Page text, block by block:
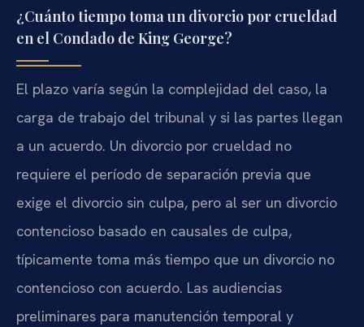
¿Cuánto tiempo toma un divorcio por crueldad
en el Condado de King George?
El plazo varía según la complejidad del caso, la
carga de trabajo del tribunal y si las partes llegan
a un acuerdo. Un divorcio por crueldad no
requiere el período de separación previa que
exige el divorcio sin culpa, pero al ser un divorcio
contencioso basado en causales de culpa,
típicamente toma más tiempo que un divorcio no
contencioso con acuerdo. Las audiencias
preliminares para manutención temporal y